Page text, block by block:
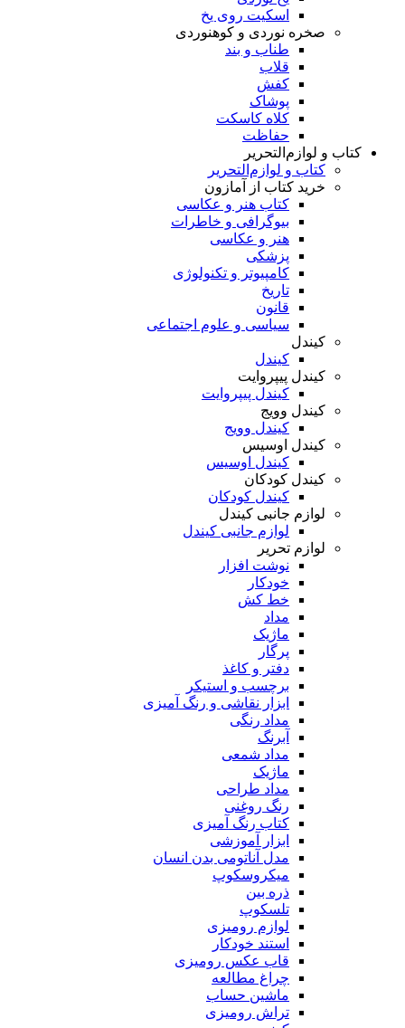
اسکیت روی یخ
صخره نوردی و کوهنوردی
طناب و بند
قلاب
کفش
پوشاک
کلاه کاسکت
حفاظت
کتاب و لوازم‌التحریر
کتاب و لوازم‌التحریر
خرید کتاب از آمازون
کتاب هنر و عکاسی
بیوگرافی و خاطرات
هنر و عکاسی
پزشکی
کامپیوتر و تکنولوژی
تاریخ
قانون
سیاسی و علوم اجتماعی
کیندل
کیندل
کیندل پیپروایت
کیندل پیپروایت
کیندل وویج
کیندل وویج
کیندل اوسیس
کیندل اوسیس
کیندل کودکان
کیندل کودکان
لوازم جانبی کیندل
لوازم جانبی کیندل
لوازم تحریر
نوشت افزار
خودکار
خط کش
مداد
ماژیک
پرگار
دفتر و کاغذ
برچسب و استیکر
ابزار نقاشی و رنگ آمیزی
مداد رنگی
آبرنگ
مداد شمعی
ماژیک
مداد طراحی
رنگ روغنی
کتاب رنگ آمیزی
ابزار آموزشی
مدل آناتومی بدن انسان
میکروسکوپ
ذره بین
تلسکوپ
لوازم رومیزی
استند خودکار
قاب عکس رومیزی
چراغ مطالعه
ماشین حساب
تراش رومیزی